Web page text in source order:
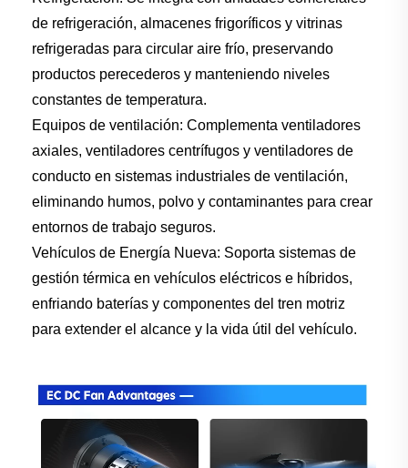
de refrigeración, almacenes frigoríficos y vitrinas
refrigeradas para circular aire frío, preservando
productos perecederos y manteniendo niveles
constantes de temperatura.
Equipos de ventilación: Complementa ventiladores
axiales, ventiladores centrífugos y ventiladores de
conducto en sistemas industriales de ventilación,
eliminando humos, polvo y contaminantes para crear
entornos de trabajo seguros.
Vehículos de Energía Nueva: Soporta sistemas de
gestión térmica en vehículos eléctricos e híbridos,
enfriando baterías y componentes del tren motriz
para extender el alcance y la vida útil del vehículo.